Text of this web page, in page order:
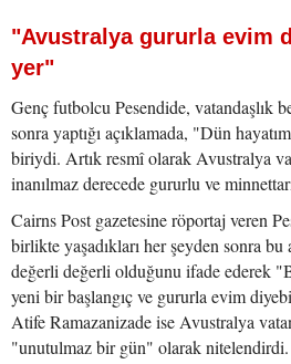
"Avustralya gururla evim
yer"
Genç futbolcu Pesendide, vatandaşlık
sonra yaptığı açıklamada, "Dün
biriydi. Artık resmî olarak Avustralya
inanılmaz derecede gururlu ve
Cairns Post gazetesine röportaj veren
birlikte yaşadıkları her şeyden sonra
değerli değerli olduğunu ifade ederek
yeni bir başlangıç ve gururla evim
Atife Ramazanizade ise Avustralya
"unutulmaz bir gün" olarak nitelendirdi.